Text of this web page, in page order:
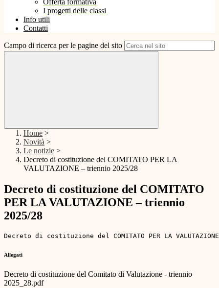
Offerta formativa
I progetti delle classi
Info utili
Contatti
Campo di ricerca per le pagine del sito
Home >
Novità >
Le notizie >
Decreto di costituzione del COMITATO PER LA
VALUTAZIONE – triennio 2025/28
Decreto di costituzione del COMITATO
PER LA VALUTAZIONE – triennio
2025/28
Decreto di costituzione del COMITATO PER LA
Allegati
Decreto di costituzione del Comitato di Valutazione - triennio
2025_28.pdf